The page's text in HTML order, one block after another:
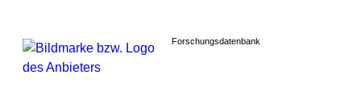
Forschungsdatenbank